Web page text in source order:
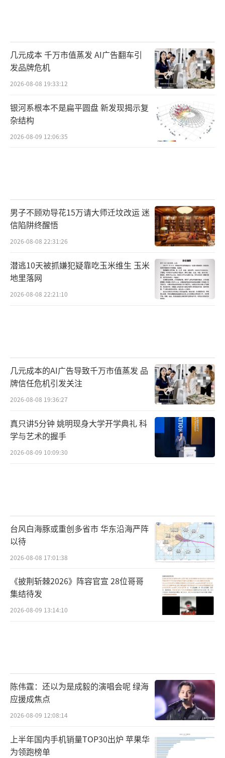
几元成本 千万市值蒸发 AI广告翻车引
发品牌危机
2026-08-08 19:33:12
银河系根本不是扁平圆盘 新发现揭示复
杂结构
2026-08-09 12:06:35
男子不顾劝导花15万请大师迁坟改运 迷
信陷阱终醒悟
2026-08-08 22:31:26
潜逃10天被抓嫌犯疑靠吃玉米维生 玉米
地里落网
2026-08-08 22:21:10
几元成本的AI广告导致千万市值蒸发 品
牌信任危机引发关注
2026-08-08 19:36:27
真只讲5分钟 姚明现身大学开学典礼 科
学与艺术的握手
2026-08-09 10:09:30
台风白海豚或重创多省市 华东沿海严阵
以待
2026-08-08 17:01:38
《披荆斩棘2026》阵容官宣 28位哥哥
集结待发
2026-08-09 13:14:10
陈伟霆：还以为是成毅的演唱会呢 绿海
应援成焦点
2026-08-09 12:08:14
上半年国内手机销量TOP30出炉 苹果华
为领跑榜单